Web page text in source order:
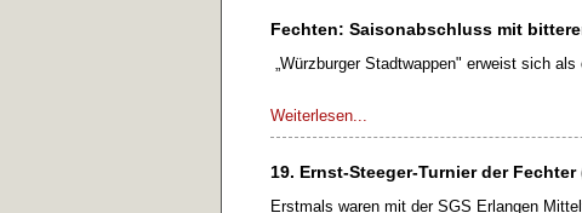
Fechten: Saisonabschluss mit
„Würzburger Stadtwappen" erweist sich
Weiterlesen...
19. Ernst-Steeger-Turnier der Fechter
Erstmals waren mit der SGS Erlangen